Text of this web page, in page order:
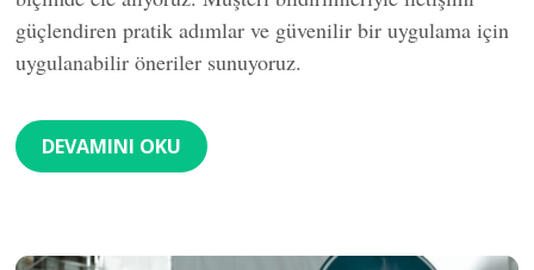
güçlendiren pratik adımlar ve güvenilir bir uygulama için
uygulanabilir öneriler sunuyoruz.
DEVAMINI OKU